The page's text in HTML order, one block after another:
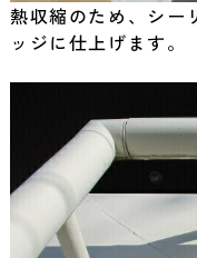
熱収縮のため、シー
ッジに仕上げます。